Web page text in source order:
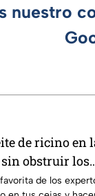
nuestro
de ricino en
sin obstruir los
de los